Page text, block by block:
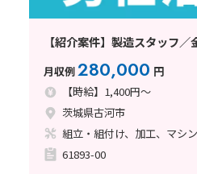
【紹介案件】製造スタッフ
月収例280,000 円
【時給】1,400円～
茨城県古河市
組立・組付け、加工、マシ
61893-00